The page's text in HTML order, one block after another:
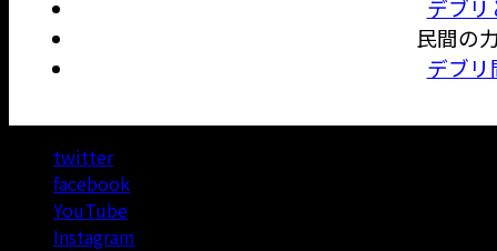
デブ
民間の
デブ
twitter
facebook
YouTube
Instagram